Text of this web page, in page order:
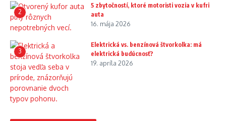
2
5 zbytočností, ktoré motoristi vozia v kufri
auta
16. mája 2026
3
Elektrická vs. benzínová štvorkolka: má
elektrická budúcnosť?
19. apríla 2026